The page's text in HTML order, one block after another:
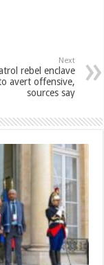
Next
rebel enclave
avert offensive,
sources say